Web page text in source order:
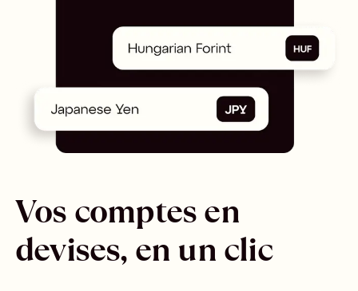
Vos comptes en
devises, en un clic